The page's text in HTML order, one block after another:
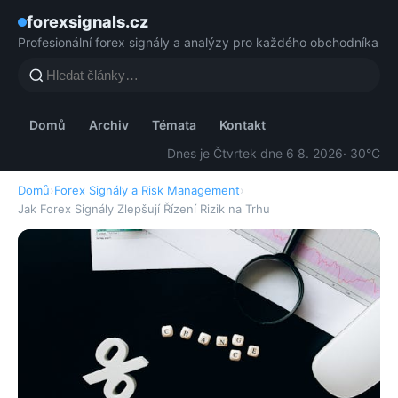
forexsignals.cz
Profesionální forex signály a analýzy pro každého obchodníka
Domů Archiv Témata
Kontakt
Dnes je Čtvrtek dne 6 8. 2026· 30°C
Domů›Forex Signály a Risk Management›
Jak Forex Signály Zlepšují Řízení Rizik na Trhu